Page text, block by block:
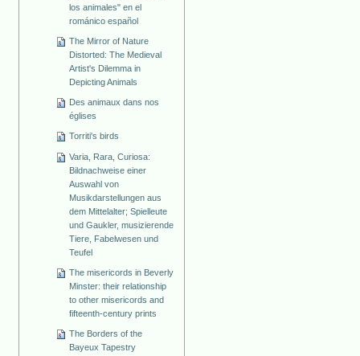
los animales" en el
románico español
The Mirror of Nature
Distorted: The Medieval
Artist's Dilemma in
Depicting Animals
Des animaux dans nos
églises
Torriti's birds
Varia, Rara, Curiosa:
Bildnachweise einer
Auswahl von
Musikdarstellungen aus
dem Mittelalter; Spielleute
und Gaukler, musizierende
Tiere, Fabelwesen und
Teufel
The misericords in Beverly
Minster: their relationship
to other misericords and
fifteenth-century prints
The Borders of the
Bayeux Tapestry